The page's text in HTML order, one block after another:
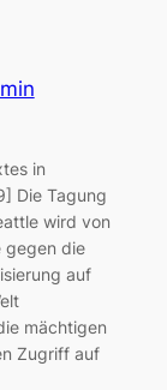
in
Die Tagung
wird von
gegen die
auf
mächtigen
Zugriff auf